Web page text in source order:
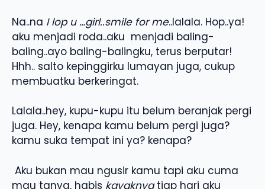
Na..na I lop u …girl..smile for me..lalala. Hop..ya!
aku menjadi roda..aku menjadi baling-
baling..ayo baling-balingku, terus berputar!
Hhh.. salto kepinggirku lumayan juga, cukup
membuatku berkeringat.
Lalala..hey, kupu-kupu itu belum beranjak pergi
juga. Hey, kenapa kamu belum pergi juga?
kamu suka tempat ini ya? kenapa?
Aku bukan mau ngusir kamu tapi aku cuma
mau tanya, habis kayaknyatiap hari aku